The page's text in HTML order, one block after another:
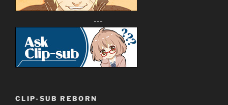
---
CLIP-SUB REBORN